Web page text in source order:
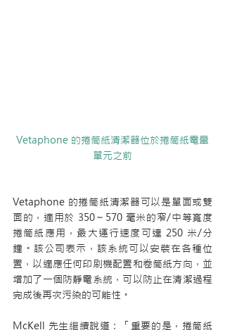
Vetaphone 的捲筒紙清潔器位於捲筒紙電暈
單元之前
Vetaphone 的捲筒紙清潔器可以是單面或雙
面的，適用於 350～570 毫米的窄/中等寬度
捲筒紙應用，最大運行速度可達 250 米/分
鐘。該公司表示，該系統可以安裝在各種位
置，以適應任何印刷機配置和卷筒紙方向，並
增加了一個防靜電系統，可以防止在清潔過程
完成後再次污染的可能性。
McKell 先生繼續說道：「重要的是，捲筒紙